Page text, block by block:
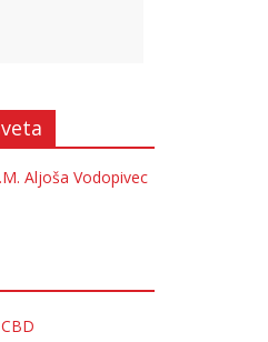
Aljoša Vodopivec